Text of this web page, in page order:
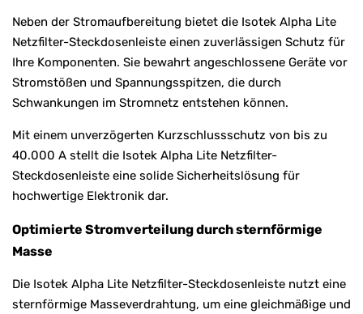
Neben der Stromaufbereitung bietet die Isotek Alpha Lite
Netzfilter-Steckdosenleiste einen zuverlässigen Schutz für
Ihre Komponenten. Sie bewahrt angeschlossene Geräte vor
Stromstößen und Spannungsspitzen, die durch
Schwankungen im Stromnetz entstehen können.
Mit einem unverzögerten Kurzschlussschutz von bis zu
40.000 A stellt die Isotek Alpha Lite Netzfilter-
Steckdosenleiste eine solide Sicherheitslösung für
hochwertige Elektronik dar.
Optimierte Stromverteilung durch sternförmige
Masse
Die Isotek Alpha Lite Netzfilter-Steckdosenleiste nutzt eine
sternförmige Masseverdrahtung, um eine gleichmäßige und